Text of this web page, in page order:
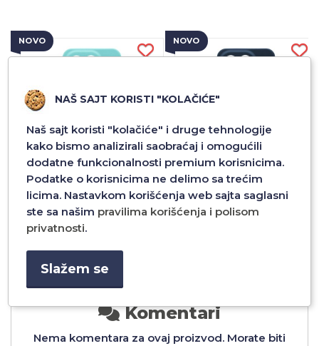
NOVO
FUTROLA SOFT CASE ZA
XIAOMI 15T TEGET
NOVO
FUTROLA SOFT CASE
XIAOMI 15T LAVANDA
Komentari
Nema komentara za ovaj proizvod. Morate biti
NAŠ SAJT KORISTI "KOLAČIĆE"
Naš sajt koristi "kolačiće" i druge tehnologije
kako bismo analizirali saobraćaj i omogućili
dodatne funkcionalnosti premium korisnicima.
Podatke o korisnicima ne delimo sa trećim
licima. Nastavkom korišćenja web sajta saglasni
ste sa našim pravilima korišćenja i polisom
privatnosti.
Slažem se